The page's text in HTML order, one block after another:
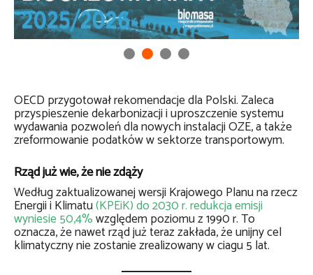
OECD przygotował rekomendacje dla Polski. Zaleca
przyspieszenie dekarbonizacji i uproszczenie systemu
wydawania pozwoleń dla nowych instalacji OZE, a także
zreformowanie podatków w sektorze transportowym.
Rząd już wie, że nie zdąży
Według zaktualizowanej wersji Krajowego Planu na rzecz
Energii i Klimatu(KPEiK) do 2030 r. redukcja emisji
wyniesie 50,4%względem poziomu z 1990 r. To
oznacza, że nawet rząd już teraz zakłada, że unijny cel
klimatyczny nie zostanie zrealizowany w ciagu 5 lat.